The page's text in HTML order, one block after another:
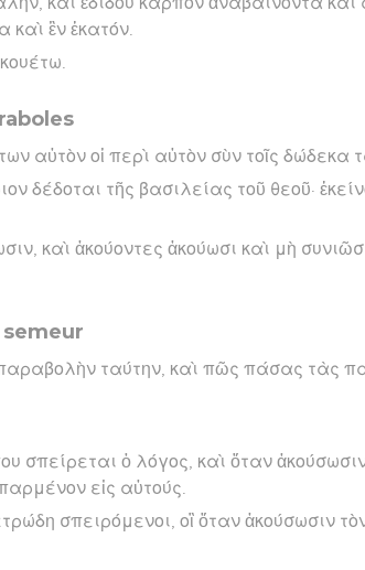
καὶ ἓν ἑκατόν.
αὐτὸν οἱ περὶ αὐτὸν σὺν τοῖς δώδεκα
δέδοται τῆς βασιλείας τοῦ θεοῦ·
καὶ ἀκούοντες ἀκούωσι καὶ μὴ
παραβολὴν ταύτην, καὶ πῶς πάσας τὰς
σπείρεται ὁ λόγος, καὶ ὅταν
εἰς αὐτούς.
σπειρόμενοι, οἳ ὅταν ἀκούσωσιν